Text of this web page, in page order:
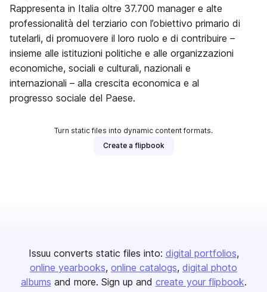
Rappresenta in Italia oltre 37.700 manager e alte
professionalità del terziario con l’obiettivo primario di
tutelarli, di promuovere il loro ruolo e di contribuire –
insieme alle istituzioni politiche e alle organizzazioni
economiche, sociali e culturali, nazionali e
internazionali – alla crescita economica e al
progresso sociale del Paese.
Turn static files into dynamic content formats.
Create a flipbook
Issuu converts static files into: digital portfolios
online yearbooks online catalogs digital photo
albums and more. Sign up and create your flipbook.